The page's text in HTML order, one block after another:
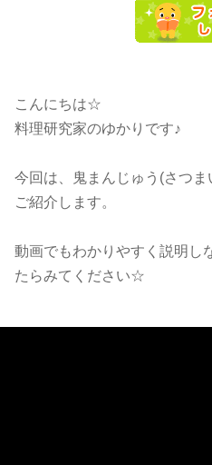
こんにちは☆
料理研究家のゆかりです♪
今回は、鬼まんじゅう(さつ
ご紹介します。
動画でもわかりやすく説明し
たらみてください☆